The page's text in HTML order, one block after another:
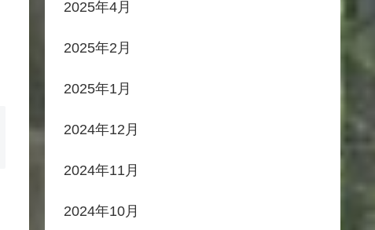
2025年4月
2025年2月
2025年1月
2024年12月
2024年11月
2024年10月